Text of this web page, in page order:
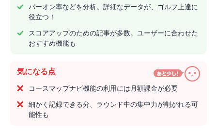
パーオン率などを分析。詳細なデータが、ゴルフ上達に
役立つ！
スコアアップのための記事が多数。ユーザーに合わせた
おすすめ機能も
気になる点
コースマップナビ機能の利用には月額課金が必要
細かく記録できる分、ラウンド中の集中力が削がれる可
能性も